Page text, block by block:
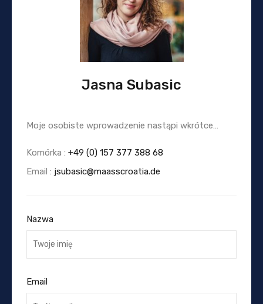
Jasna Subasic
Moje osobiste wprowadzenie nastąpi wkrótce…
Komórka : +49 (0) 157 377 388 68
Email : jsubasic@maasscroatia.de
Nazwa
Email